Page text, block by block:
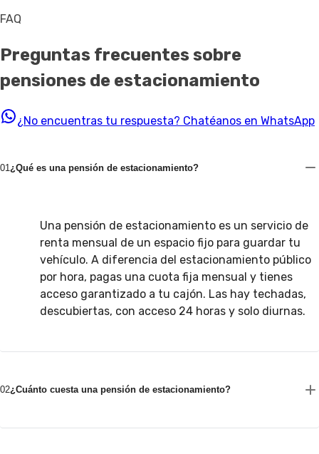
FAQ
Preguntas frecuentes sobre
pensiones de estacionamiento
¿No encuentras tu respuesta? Chatéanos en WhatsApp
01 ¿Qué es una pensión de estacionamiento?
Una pensión de estacionamiento es un servicio de
renta mensual de un espacio fijo para guardar tu
vehículo. A diferencia del estacionamiento público
por hora, pagas una cuota fija mensual y tienes
acceso garantizado a tu cajón. Las hay techadas,
descubiertas, con acceso 24 horas y solo diurnas.
02¿Cuánto cuesta una pensión de estacionamiento?